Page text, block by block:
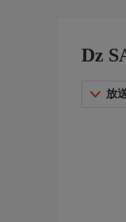
Dz
放